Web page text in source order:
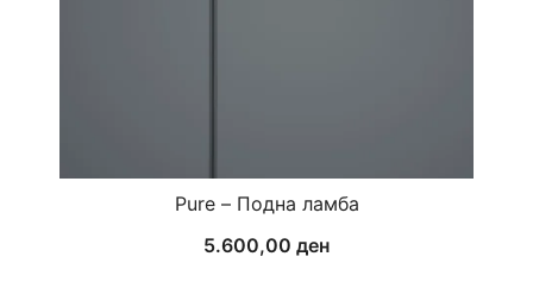
Pure – Подна ламба
5.600,00 ден